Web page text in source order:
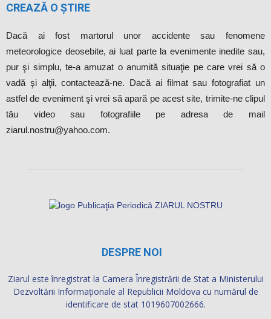
meteorologice deosebite, ai luat parte la evenimente inedite sau,
pur şi simplu, te-a amuzat o anumită situaţie pe care vrei să o
vadă şi alţii, contactează-ne. Dacă ai filmat sau fotografiat un
astfel de eveniment şi vrei să apară pe acest site, trimite-ne clipul
tău video sau fotografiile pe adresa de mail
ziarul.nostru@yahoo.com.
Dezvoltării Informaţionale al Republicii Moldova cu numărul de
identificare de stat 1019607002666.